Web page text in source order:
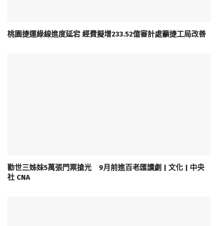
桃園捷運綠線進度延宕 經費擬增233.52億審計處籲捷工局改善
勸世三姊妹5萬張門票搶光 9月前進百老匯讀劇 | 文化 | 中央
社 CNA